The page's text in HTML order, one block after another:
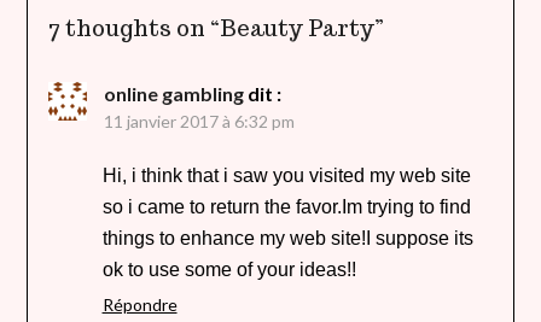
7 thoughts on “Beauty Party”
online gambling dit :
11 janvier 2017 à 6:32 pm
Hi, i think that i saw you visited my web site
so i came to return the favor.Im trying to find
things to enhance my web site!I suppose its
ok to use some of your ideas!!
Répondre